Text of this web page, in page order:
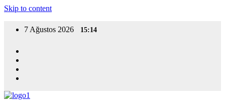
Skip to content
7 Ağustos 2026 15:14